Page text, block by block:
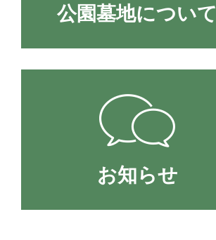
公園墓地について
お知らせ